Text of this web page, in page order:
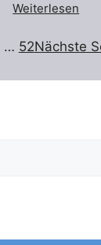
Weiterlesen
… 52Nächste